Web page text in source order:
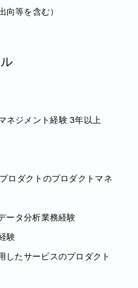
等を含む）
ネジメント経験 3年以上
ロダクトのプロダクトマネ
ータ分析業務経験
験
したサービスのプロダクト